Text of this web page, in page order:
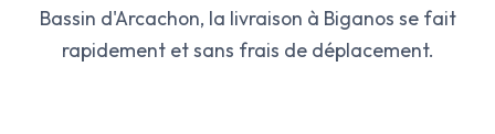
Bassin d'Arcachon, la livraison à Biganos se fait
rapidement et sans frais de déplacement.